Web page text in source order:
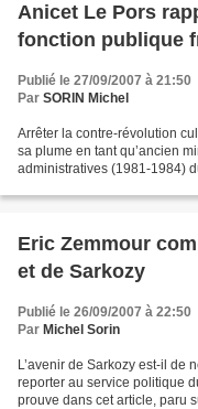
Anicet Le Pors
fonction publique
Publié le 27/09/2007 à 21:50
Par SORIN Michel
Arrêter la contre-révolution
sa plume en tant qu’ancien
administratives (1981-1984)
Eric Zemmour
et de Sarkozy
Publié le 26/09/2007 à 22:50
Par Michel Sorin
L’avenir de Sarkozy est-il de
reporter au service politique
prouve dans cet article, paru